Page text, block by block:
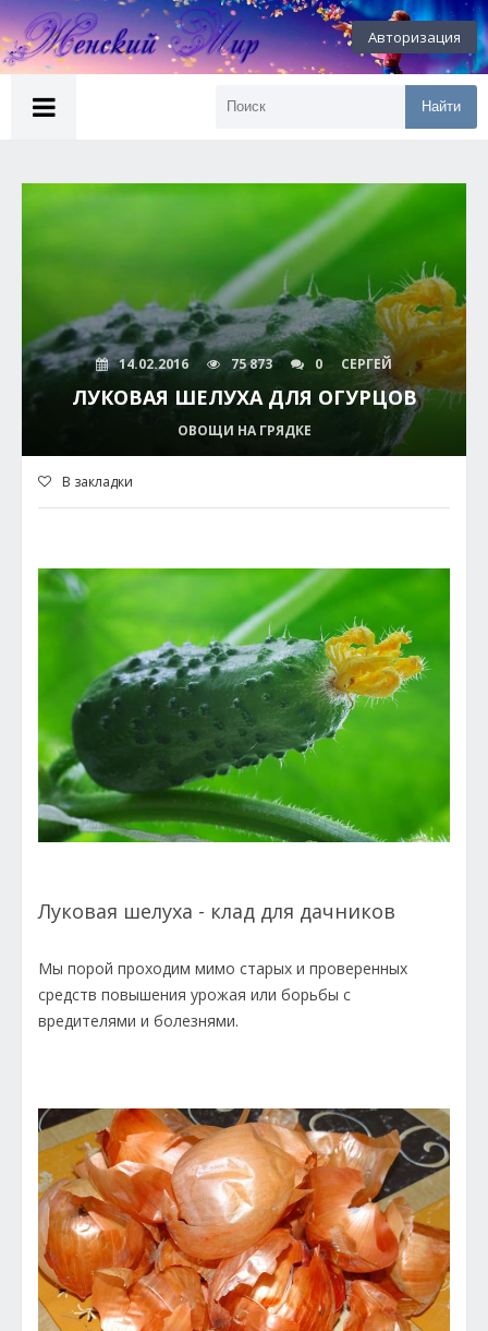
Авторизация
Найти
14.02.2016 75 873 0 СЕРГЕЙ
ЛУКОВАЯ ШЕЛУХА ДЛЯ ОГУРЦОВ
ОВОЩИ НА ГРЯДКЕ
В закладки
Луковая шелуха - клад для дачников
Мы порой проходим мимо старых и проверенных
средств повышения урожая или борьбы с
вредителями и болезнями.